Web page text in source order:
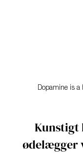
Dopamine is a
Kunstigt
ødelægger